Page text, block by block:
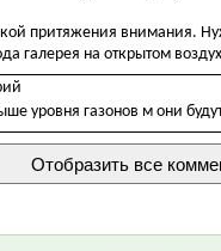
притяжения внимания.
галерея на открытом
уровня газонов м они